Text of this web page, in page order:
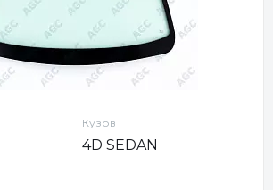
Кузов
4D SEDAN